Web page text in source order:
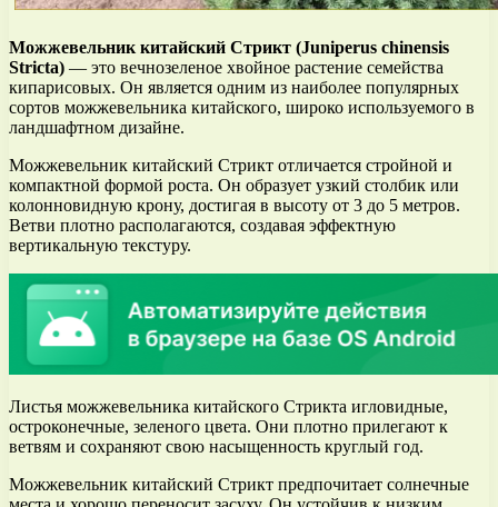
Можжевельник китайский Стрикт (Juniperus chinensis
Stricta) — это вечнозеленое хвойное растение семейства
кипарисовых. Он является одним из наиболее популярных
сортов можжевельника китайского, широко используемого в
ландшафтном дизайне.
Можжевельник китайский Стрикт отличается стройной и
компактной формой роста. Он образует узкий столбик или
колонновидную крону, достигая в высоту от 3 до 5 метров.
Ветви плотно располагаются, создавая эффектную
вертикальную текстуру.
Листья можжевельника китайского Стрикта игловидные,
остроконечные, зеленого цвета. Они плотно прилегают к
ветвям и сохраняют свою насыщенность круглый год.
Можжевельник китайский Стрикт предпочитает солнечные